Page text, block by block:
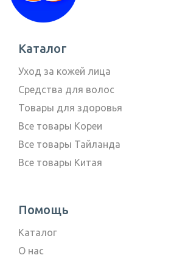
Каталог
Уход за кожей лица
Средства для волос
Товары для здоровья
Все товары Кореи
Все товары Тайланда
Все товары Китая
Помощь
Каталог
О нас